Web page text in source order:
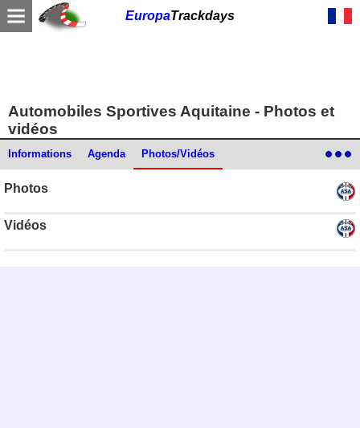
EuropaTrackdays
Automobiles Sportives Aquitaine - Photos et
vidéos
Informations Agenda Photos/Vidéos
Photos
Vidéos